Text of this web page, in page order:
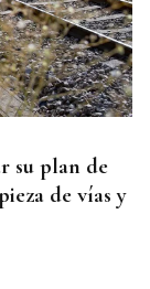
su plan de
de vías y